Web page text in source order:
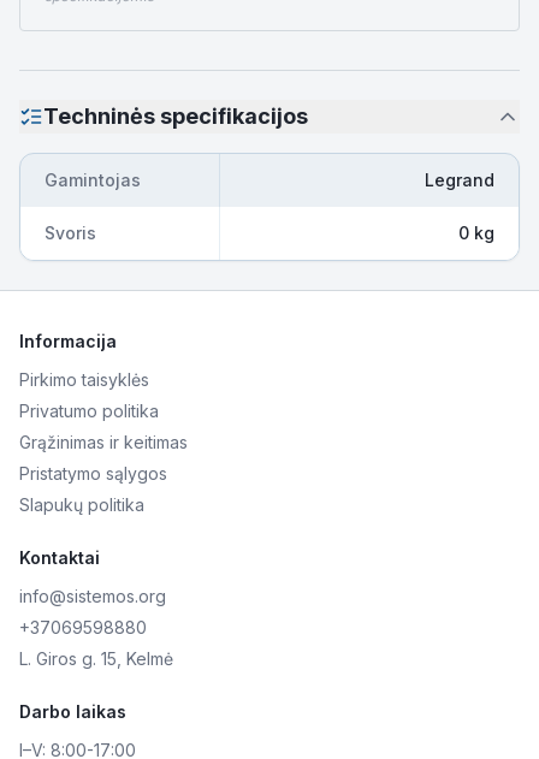
Techninės specifikacijos
Gamintojas Legrand
Svoris 0 kg
Informacija
Pirkimo taisyklės
Privatumo politika
Grąžinimas ir keitimas
Pristatymo sąlygos
Slapukų politika
Kontaktai
info@sistemos.org
+37069598880
L. Giros g. 15, Kelmė
Darbo laikas
I–V: 8:00-17:00